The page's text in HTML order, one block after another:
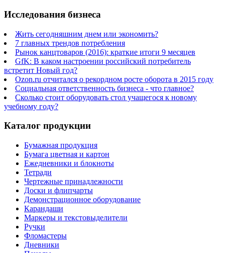
Исследования бизнеса
Жить сегодняшним днем или экономить?
7 главных трендов потребления
Рынок канцтоваров (2016): краткие итоги 9 месяцев
GfK: В каком настроении российский потребитель
встретит Новый год?
Ozon.ru отчитался о рекордном росте оборота в 2015 году
Социальная ответственность бизнеса - что главное?
Сколько стоит оборудовать стол учащегося к новому
учебному году?
Каталог продукции
Бумажная продукция
Бумага цветная и картон
Ежедневники и блокноты
Тетради
Чертежные принадлежности
Доски и флипчарты
Демонстрационное оборудование
Карандаши
Маркеры и текстовыделители
Ручки
Фломастеры
Дневники